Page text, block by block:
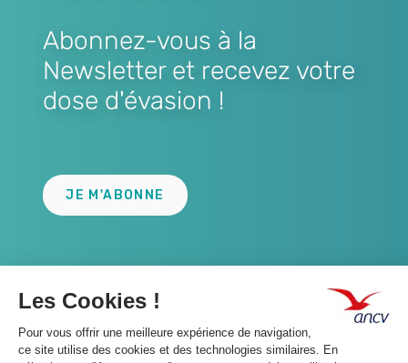
Abonnez-vous à la
Newsletter et recevez votre
dose d'évasion !
JE M'ABONNE